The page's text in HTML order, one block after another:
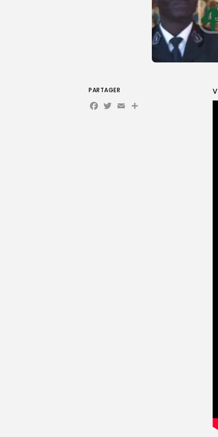
PARTAGER
Facebook
Twitter
EmailPartager